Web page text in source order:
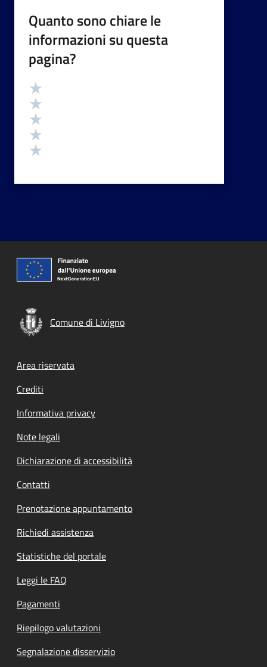
Quanto sono chiare le
informazioni su questa
pagina?
Valutazione
Comune di Livigno
Footer menu
Area riservata
Crediti
Informativa privacy
Note legali
Dichiarazione di accessibilità
Contatti
Prenotazione appuntamento
Richiedi assistenza
Statistiche del portale
Leggi le FAQ
Pagamenti
Riepilogo valutazioni
Segnalazione disservizio